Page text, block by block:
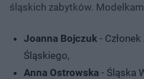
śląskich zabytków.
Joanna Bojczuk -
Śląskiego,
Anna Ostrowska - Śląska